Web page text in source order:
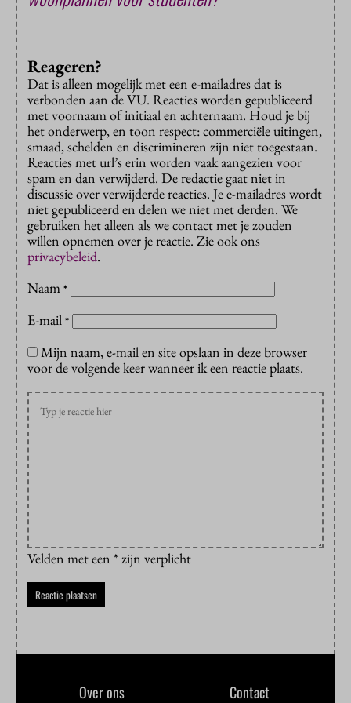
Reageren?
Dat is alleen mogelijk met een e-mailadres dat is
verbonden aan de VU. Reacties worden gepubliceerd
met voornaam of initiaal en achternaam. Houd je bij
het onderwerp, en toon respect: commerciële uitingen,
smaad, schelden en discrimineren zijn niet toegestaan.
Reacties met url’s erin worden vaak aangezien voor
spam en dan verwijderd. De redactie gaat niet in
discussie over verwijderde reacties. Je e-mailadres wordt
niet gepubliceerd en delen we niet met derden. We
gebruiken het alleen als we contact met je zouden
willen opnemen over je reactie. Zie ook ons
privacybeleid.
Naam *
E-mail *
Mijn naam, e-mail en site opslaan in deze browser
voor de volgende keer wanneer ik een reactie plaats.
Velden met een * zijn verplicht
Over ons Contact